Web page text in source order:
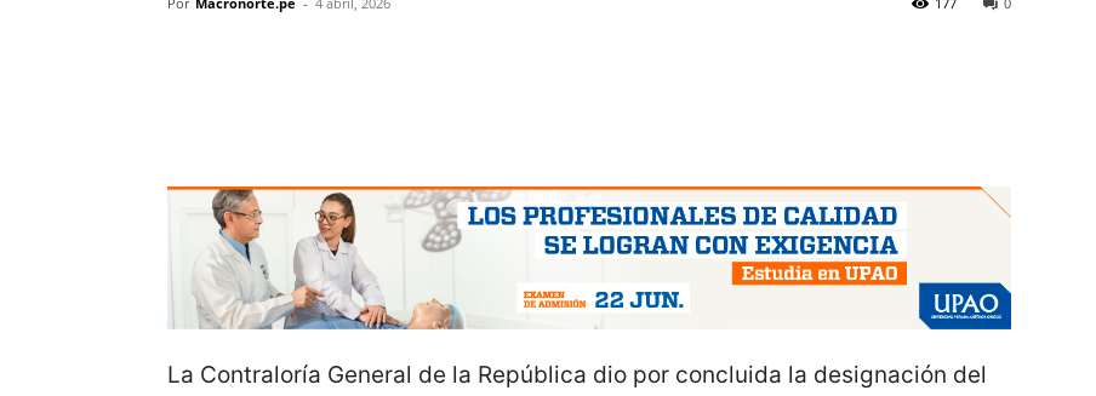
La Contraloría General de la República dio por concluida la designación del